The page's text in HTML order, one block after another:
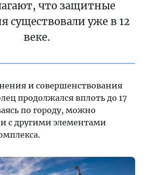
что защитные
существовали уже в 12
веке.
и совершенствования
продолжался вплоть до 17
по городу, можно
с другими элементами